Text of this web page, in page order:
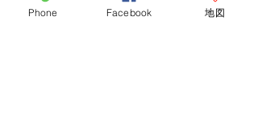
Phone Facebook 地図